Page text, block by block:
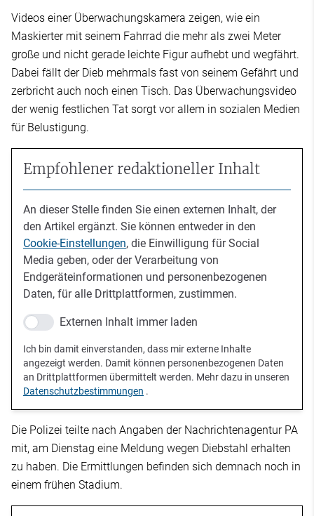
Videos einer Überwachungskamera zeigen, wie ein
Maskierter mit seinem Fahrrad die mehr als zwei Meter
große und nicht gerade leichte Figur aufhebt und wegfährt.
Dabei fällt der Dieb mehrmals fast von seinem Gefährt und
zerbricht auch noch einen Tisch. Das Überwachungsvideo
der wenig festlichen Tat sorgt vor allem in sozialen Medien
für Belustigung.
Empfohlener redaktioneller Inhalt
An dieser Stelle finden Sie einen externen Inhalt, der
den Artikel ergänzt. Sie können entweder in den
Cookie-Einstellungen, die Einwilligung für Social
Media geben, oder der Verarbeitung von
Endgeräteinformationen und personenbezogenen
Daten, für alle Drittplattformen, zustimmen.
Externen Inhalt immer laden
Ich bin damit einverstanden, dass mir externe Inhalte
angezeigt werden. Damit können personenbezogenen Daten
an Drittplattformen übermittelt werden. Mehr dazu in unseren
Datenschutzbestimmungen .
Die Polizei teilte nach Angaben der Nachrichtenagentur PA
mit, am Dienstag eine Meldung wegen Diebstahl erhalten
zu haben. Die Ermittlungen befinden sich demnach noch in
einem frühen Stadium.